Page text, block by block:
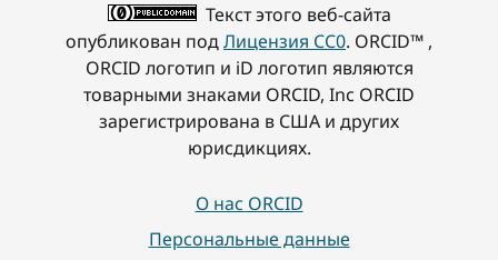
Текст этого веб-сайта
опубликован подЛицензия CC0. ORCID™ ,
ORCID логотип и iD логотип являются
товарными знаками ORCID, Inc ORCID
зарегистрирована в США и других
юрисдикциях.
О нас ORCID
Персональные данные